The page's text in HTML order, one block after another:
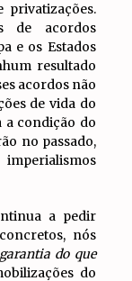
privatizações.
de acordos
e os Estados
resultado
acordos não
de vida do
a condição do
no passado,
a pedir
nós
do que
do